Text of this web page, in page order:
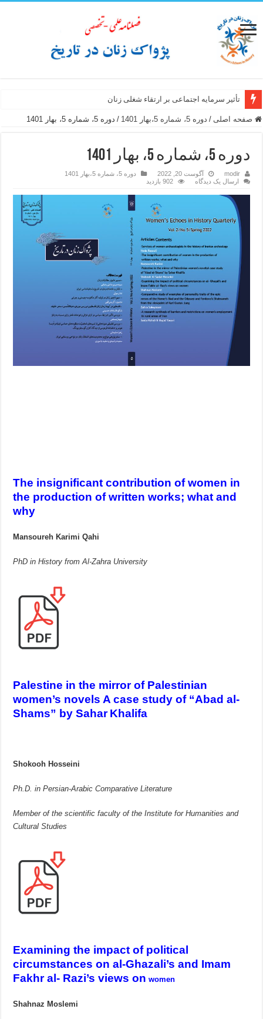
تأثیر سرمایه اجتماعی بر ارتقاء شغلی زنان
صفحه اصلی / دوره 5، شماره 5،بهار 1401 / دوره 5، شماره 5، بهار 1401
دوره 5، شماره 5، بهار 1401
modir آگوست 20, 2022
دوره 5، شماره 5،بهار 1401
ارسال یک دیدگاه
902 بازدید
The insignificant contribution of women in
the production of written works; what and
why
Mansoureh Karimi Qahi
PhD in History from Al-Zahra University
Palestine in the mirror of Palestinian
women’s novels A case study of “Abad al-
Shams” by Sahar Khalifa
Ph.D. in Persian-Arabic Comparative Literature
Member of the scientific faculty of the Institute for Humanities and
Cultural Studies
Examining the impact of political
circumstances on al-Ghazali’s and Imam
Fakhr al- Razi’s views on women
Shahnaz Moslemi